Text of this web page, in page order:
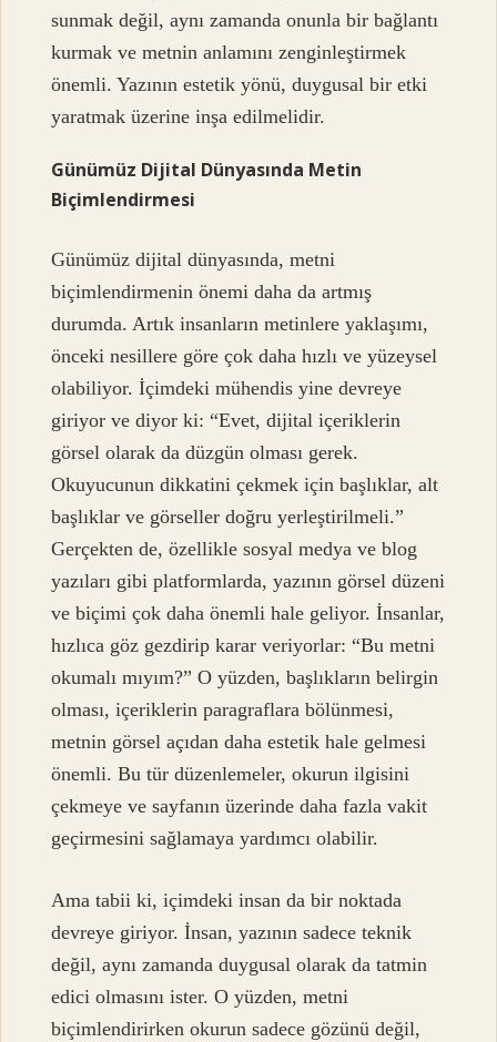
sunmak değil, aynı zamanda onunla bir bağlantı
kurmak ve metnin anlamını zenginleştirmek
önemli. Yazının estetik yönü, duygusal bir etki
yaratmak üzerine inşa edilmelidir.
Günümüz Dijital Dünyasında Metin
Biçimlendirmesi
Günümüz dijital dünyasında, metni
biçimlendirmenin önemi daha da artmış
durumda. Artık insanların metinlere yaklaşımı,
önceki nesillere göre çok daha hızlı ve yüzeysel
olabiliyor. İçimdeki mühendis yine devreye
giriyor ve diyor ki: “Evet, dijital içeriklerin
görsel olarak da düzgün olması gerek.
Okuyucunun dikkatini çekmek için başlıklar, alt
başlıklar ve görseller doğru yerleştirilmeli.”
Gerçekten de, özellikle sosyal medya ve blog
yazıları gibi platformlarda, yazının görsel düzeni
ve biçimi çok daha önemli hale geliyor. İnsanlar,
hızlıca göz gezdirip karar veriyorlar: “Bu metni
okumalı mıyım?” O yüzden, başlıkların belirgin
olması, içeriklerin paragraflara bölünmesi,
metnin görsel açıdan daha estetik hale gelmesi
önemli. Bu tür düzenlemeler, okurun ilgisini
çekmeye ve sayfanın üzerinde daha fazla vakit
geçirmesini sağlamaya yardımcı olabilir.
Ama tabii ki, içimdeki insan da bir noktada
devreye giriyor. İnsan, yazının sadece teknik
değil, aynı zamanda duygusal olarak da tatmin
edici olmasını ister. O yüzden, metni
biçimlendirirken okurun sadece gözünü değil,